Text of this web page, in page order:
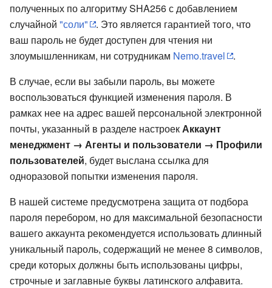
полученных по алгоритму SHA256 с добавлением
случайной "соли"
. Это является гарантией того, что
ваш пароль не будет доступен для чтения ни
злоумышленникам, ни сотрудникам Nemo.travel
.
В случае, если вы забыли пароль, вы можете
воспользоваться функцией изменения пароля. В
рамках нее на адрес вашей персональной электронной
почты, указанный в разделе настроек Аккаунт
менеджмент → Агенты и пользователи → Профили
пользователей, будет выслана ссылка для
одноразовой попытки изменения пароля.
В нашей системе предусмотрена защита от подбора
пароля перебором, но для максимальной безопасности
вашего аккаунта рекомендуется использовать длинный
уникальный пароль, содержащий не менее 8 символов,
среди которых должны быть использованы цифры,
строчные и заглавные буквы латинского алфавита.